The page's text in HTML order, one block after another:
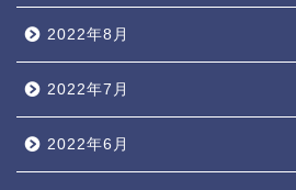
2022年8月
2022年7月
2022年6月